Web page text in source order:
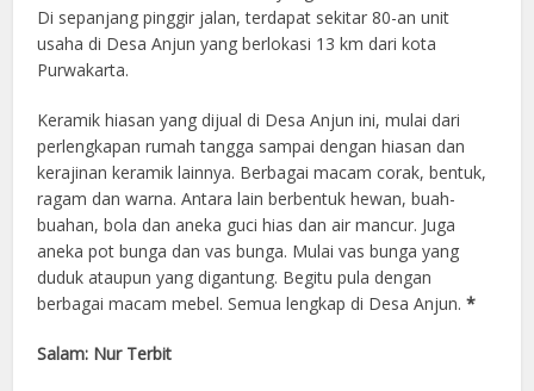
Di sepanjang pinggir jalan, terdapat sekitar 80-an unit
usaha di Desa Anjun yang berlokasi 13 km dari kota
Purwakarta.
Keramik hiasan yang dijual di Desa Anjun ini, mulai dari
perlengkapan rumah tangga sampai dengan hiasan dan
kerajinan keramik lainnya. Berbagai macam corak, bentuk,
ragam dan warna. Antara lain berbentuk hewan, buah-
buahan, bola dan aneka guci hias dan air mancur. Juga
aneka pot bunga dan vas bunga. Mulai vas bunga yang
duduk ataupun yang digantung. Begitu pula dengan
berbagai macam mebel. Semua lengkap di Desa Anjun.*
Salam: Nur Terbit